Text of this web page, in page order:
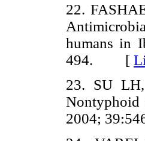
22.
humans in
494. [
23. SU
Nontyphoid
2004;